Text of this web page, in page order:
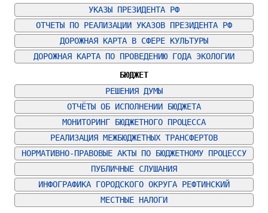
УКАЗЫ ПРЕЗИДЕНТА РФ
ОТЧЕТЫ ПО РЕАЛИЗАЦИИ УКАЗОВ ПРЕЗИДЕНТА РФ
ДОРОЖНАЯ КАРТА В СФЕРЕ КУЛЬТУРЫ
ДОРОЖНАЯ КАРТА ПО ПРОВЕДЕНИЮ ГОДА ЭКОЛОГИИ
БЮДЖЕТ
РЕШЕНИЯ ДУМЫ
ОТЧЁТЫ ОБ ИСПОЛНЕНИИ БЮДЖЕТА
МОНИТОРИНГ БЮДЖЕТНОГО ПРОЦЕССА
РЕАЛИЗАЦИЯ МЕЖБЮДЖЕТНЫХ ТРАНСФЕРТОВ
НОРМАТИВНО-ПРАВОВЫЕ АКТЫ ПО БЮДЖЕТНОМУ ПРОЦЕССУ
ПУБЛИЧНЫЕ СЛУШАНИЯ
ИНФОГРАФИКА ГОРОДСКОГО ОКРУГА РЕФТИНСКИЙ
МЕСТНЫЕ НАЛОГИ